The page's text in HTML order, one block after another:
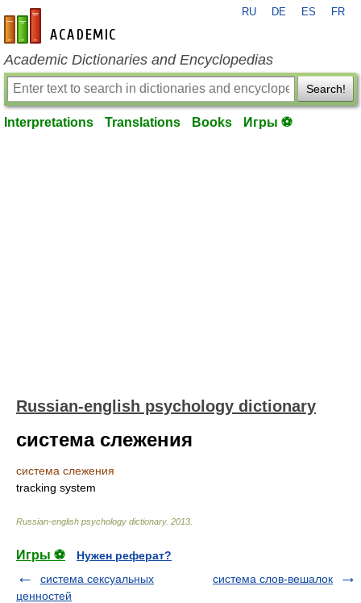
en-academic.com
RU DE ES FR
Academic Dictionaries and Encyclopedias
Search!
Interpretations Translations Books Игры ⚽
Russian-english psychology dictionary
система слежения
система слежения
tracking system
Russian-english psychology dictionary. 2013
Игры ⚽
Нужен реферат?
система сексуальных
ценностей
система слов-вешалок